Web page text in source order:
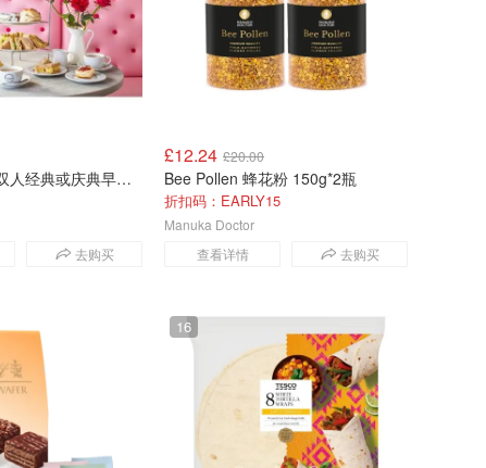
wowcher 伦敦双人经典或庆典早餐体验
去购买
£12.24 £20.00
Bee Pollen 蜂花粉 150g*2瓶
折扣码：EARLY15
查看详情 去购买
Manuka Doctor
16